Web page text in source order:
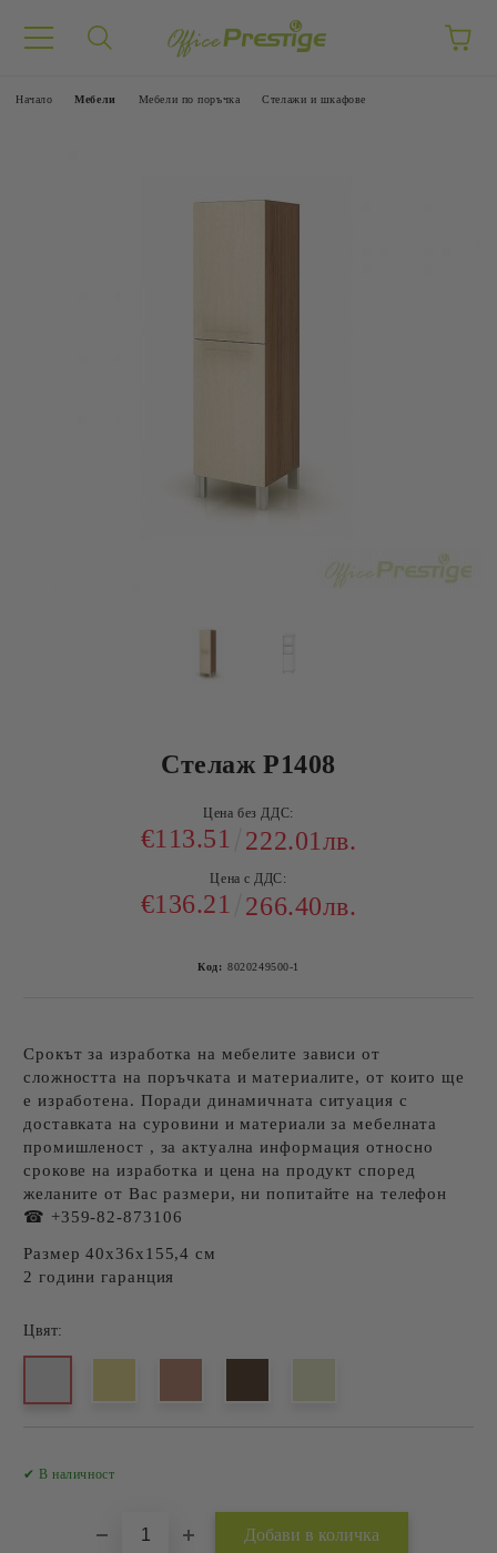
Начало Mебели Мебели по поръчка Стелажи и шкафове
Стелаж Р1408
Цена без ДДС:
€113.51 222.01лв.
Цена с ДДС:
€136.21 266.40лв.
Код: 8020249500-1
Срокът за изработка на мебелите зависи от
сложността на поръчката и материалите, от които ще
е изработена. Поради динамичната ситуация с
доставката на суровини и материали за мебелната
промишленост , за актуална информация относно
срокове на изработка и цена на продукт според
желаните от Вас размери, ни попитайте на телефон
☎ +359-82-873106
Размер 40х36х155,4 см
2 години гаранция
Цвят:
✔ В наличност